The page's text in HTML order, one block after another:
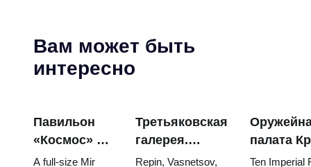
Вам может быть
интересно
Павильон
«Космос» на
ВДНХ:
A full-size Mir
Третьяковская
галерея.
Шедевры:
Repin, Vasnetsov,
палата
яйца
Ten Imperial